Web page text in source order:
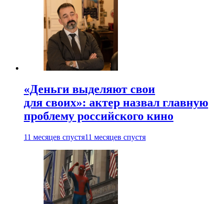
«Деньги выделяют свои
для своих»: актер назвал главную
проблему российского кино
11 месяцев спустя11 месяцев спустя